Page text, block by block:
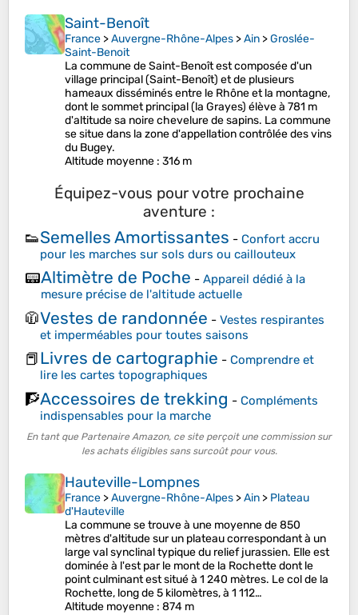
Saint-Benoît
France >Auvergne-Rhône-Alpes >Ain >Groslée-
Saint-Benoit
La commune de Saint-Benoît est composée d'un
village principal (Saint-Benoît) et de plusieurs
hameaux disséminés entre le Rhône et la montagne,
dont le sommet principal (la Grayes) élève à 781 m
d'altitude sa noire chevelure de sapins. La commune
se situe dans la zone d'appellation contrôlée des vins
du Bugey.
Altitude moyenne : 316 m
Équipez-vous pour votre prochaine
aventure :
👟Semelles Amortissantes - Confort accru
pour les marches sur sols durs ou caillouteux
📟Altimètre de Poche - Appareil dédié à la
mesure précise de l'altitude actuelle
🧥Vestes de randonnée - Vestes respirantes
et imperméables pour toutes saisons
📕Livres de cartographie - Comprendre et
lire les cartes topographiques
🧗Accessoires de trekking - Compléments
indispensables pour la marche
En tant que Partenaire Amazon, ce site perçoit une commission sur
les achats éligibles sans surcoût pour vous.
Hauteville-Lompnes
France >Auvergne-Rhône-Alpes >Ain > Plateau
d'Hauteville
La commune se trouve à une moyenne de 850
mètres d'altitude sur un plateau correspondant à un
large val synclinal typique du relief jurassien. Elle est
dominée à l'est par le mont de la Rochette dont le
point culminant est situé à 1 240 mètres. Le col de la
Rochette, long de 5 kilomètres, à 1 112…
Altitude moyenne : 874 m